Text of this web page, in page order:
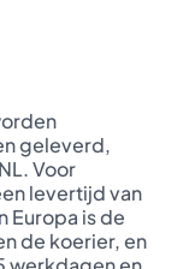
geleverd,
Voor
levertijd van
Europa is de
de koerier, en